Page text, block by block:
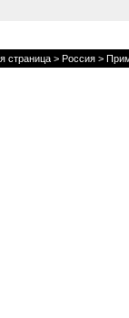
страница > Россия >